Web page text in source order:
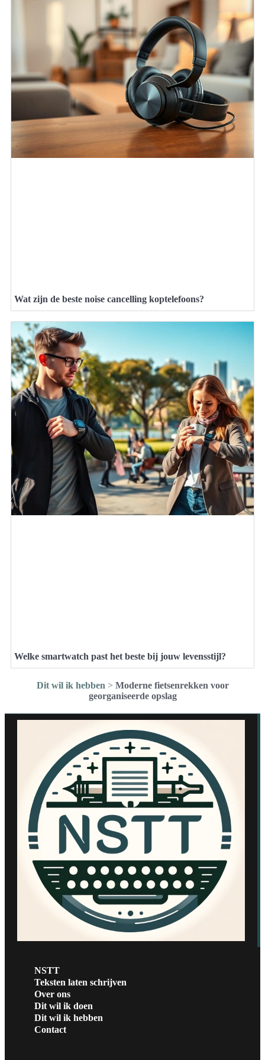
Wat zijn de beste noise cancelling koptelefoons?
Welke smartwatch past het beste bij jouw levensstijl?
Dit wil ik hebben > Moderne fietsenrekken voor
georganiseerde opslag
NSTT
Teksten laten schrijven
Over ons
Dit wil ik doen
Dit wil ik hebben
Contact